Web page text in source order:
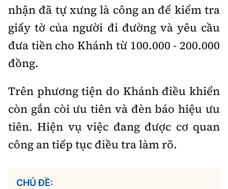
Thông tin tòa
soạn
nhận đã tự xưng là công an để kiểm tra
giấy tờ của người đi đường và yêu cầu
đưa tiền cho Khánh từ 100.000 - 200.000
đồng.
Trên phương tiện do Khánh điều khiển
còn gắn còi ưu tiên và đèn báo hiệu ưu
tiên. Hiện vụ việc đang được cơ quan
công an tiếp tục điều tra làm rõ.
CHỦ ĐỀ: